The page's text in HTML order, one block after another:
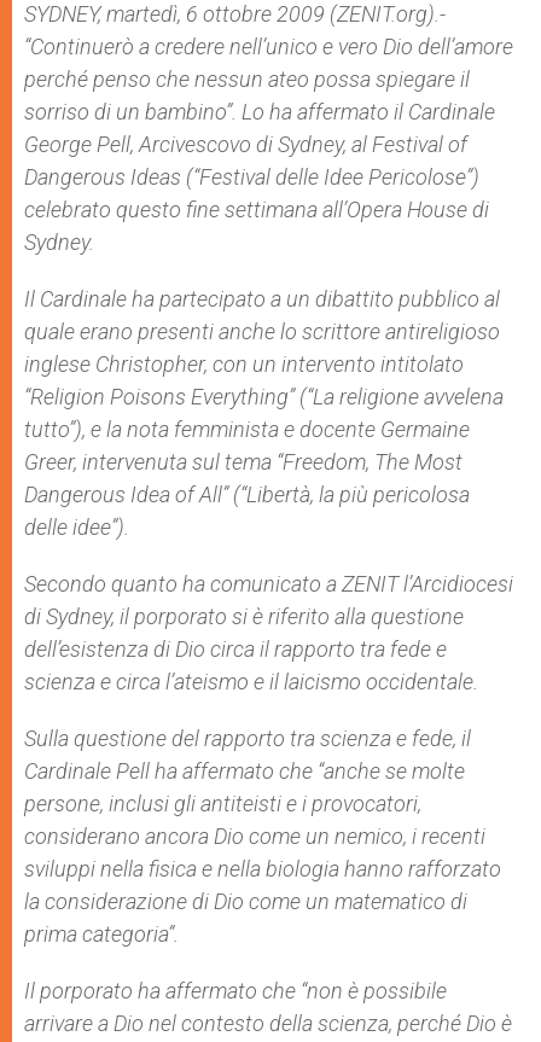
SYDNEY, martedì, 6 ottobre 2009 (ZENIT.org).-
“Continuerò a credere nell’unico e vero Dio dell’amore
perché penso che nessun ateo possa spiegare il
sorriso di un bambino”. Lo ha affermato il Cardinale
George Pell, Arcivescovo di Sydney, al Festival of
Dangerous Ideas (“Festival delle Idee Pericolose”)
celebrato questo fine settimana all’Opera House di
Sydney.
Il Cardinale ha partecipato a un dibattito pubblico al
quale erano presenti anche lo scrittore antireligioso
inglese Christopher, con un intervento intitolato
“Religion Poisons Everything” (“La religione avvelena
tutto”), e la nota femminista e docente Germaine
Greer, intervenuta sul tema “Freedom, The Most
Dangerous Idea of All” (“Libertà, la più pericolosa
delle idee”).
Secondo quanto ha comunicato a ZENIT l’Arcidiocesi
di Sydney, il porporato si è riferito alla questione
dell’esistenza di Dio circa il rapporto tra fede e
scienza e circa l’ateismo e il laicismo occidentale.
Sulla questione del rapporto tra scienza e fede, il
Cardinale Pell ha affermato che “anche se molte
persone, inclusi gli antiteisti e i provocatori,
considerano ancora Dio come un nemico, i recenti
sviluppi nella fisica e nella biologia hanno rafforzato
la considerazione di Dio come un matematico di
prima categoria”.
Il porporato ha affermato che “non è possibile
arrivare a Dio nel contesto della scienza, perché Dio è